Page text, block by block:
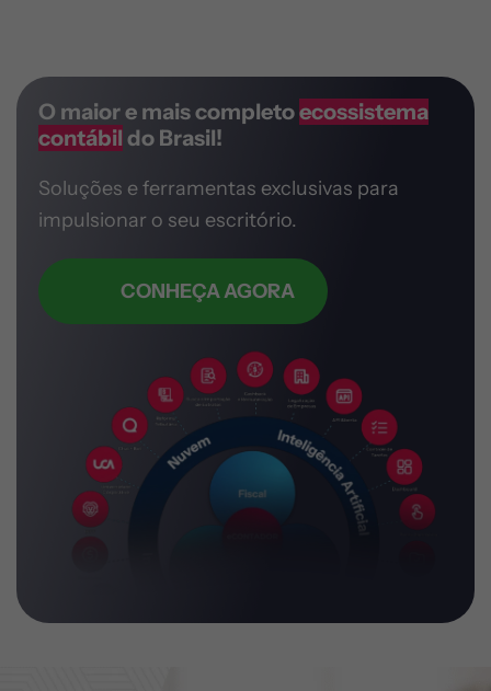
O maior e mais completoecossistema
contábil do Brasil!
Soluções e ferramentas exclusivas para
impulsionar o seu escritório.
CONHEÇA AGORA